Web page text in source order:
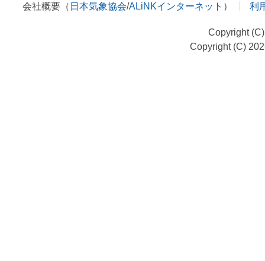
会社概要（ 日本気象協会/ALiNKインターネット ） 利
Copyright
Copyright (C)